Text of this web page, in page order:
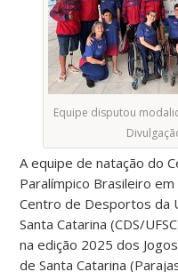
Equipe disputou
A equipe de natação do
Paralímpico Brasileiro
Centro de Desportos da
Santa Catarina (CDS/
na edição 2025 dos
de Santa Catarina